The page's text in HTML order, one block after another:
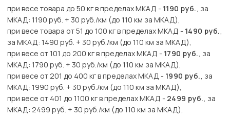
при весе товара до 50 кг в пределах МКАД - 1190 руб., за
МКАД: 1190 руб. + 30 руб./км (до 110 км за МКАД),
при весе товара от 51 до 100 кг в пределах МКАД - 1490 руб.,
за МКАД: 1490 руб. + 30 руб./км (до 110 км за МКАД),
при весе от 101 до 200 кг в пределах МКАД - 1790 руб., за
МКАД: 1790 руб. + 30 руб./км (до 110 км за МКАД),
при весе от 201 до 400 кг в пределах МКАД - 1990 руб., за
МКАД: 1990 руб. + 30 руб./км (до 110 км за МКАД),
при весе от 401 до 1100 кг в пределах МКАД - 2499 руб., за
МКАД: 2499 руб. + 30 руб./км (до 110 км за МКАД),